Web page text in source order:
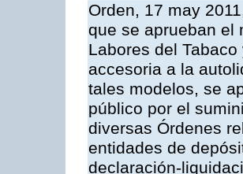
Orden, 17 may
que se aprueban el
Labores del
accesoria a la
tales modelos, se
público por el
diversas Órdenes
entidades de
declaración-